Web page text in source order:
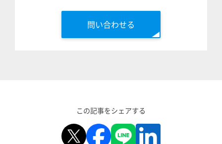
問い合わせる
この記事をシェアする